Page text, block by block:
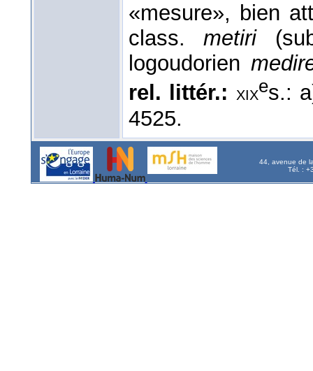
«mesure», bien
class.metiri
logoudorien
rel. littér.: xixes.:
4525.
44, avenue de
Tél. :